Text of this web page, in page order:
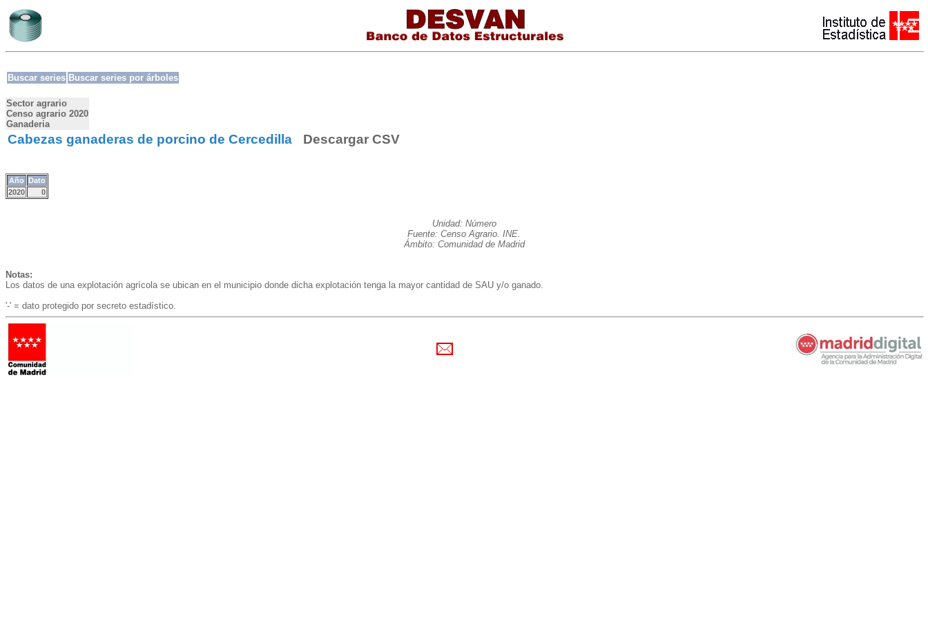
Buscar series Buscar series por árboles
Sector agrario
Censo agrario 2020
Ganaderia
Cabezas ganaderas de porcino de Cercedilla Descargar CSV
Año Dato
2020
0
Unidad: Número
Fuente: Censo Agrario. INE.
Ámbito: Comunidad de Madrid
Notas:
Los datos de una explotación agrícola se ubican en el municipio donde dicha explotación tenga la mayor cantidad de SAU y/o ganado.
'-' = dato protegido por secreto estadístico.